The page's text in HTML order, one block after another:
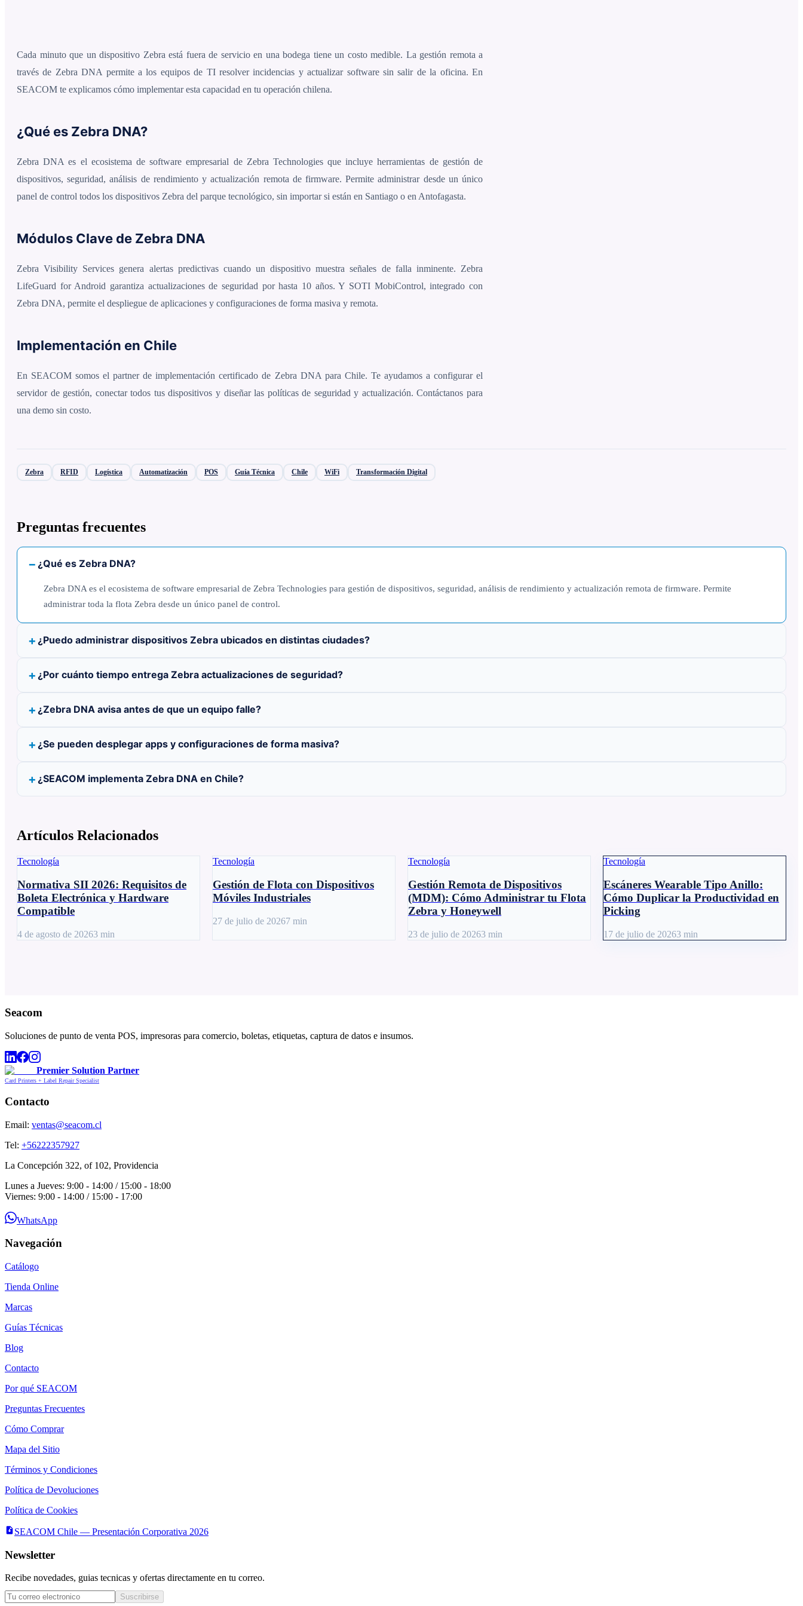
Cada minuto que un dispositivo Zebra está fuera de servicio en una bodega tiene un costo medible. La gestión remota a
través de Zebra DNA permite a los equipos de TI resolver incidencias y actualizar software sin salir de la oficina. En
SEACOM te explicamos cómo implementar esta capacidad en tu operación chilena.
¿Qué es Zebra DNA?
Zebra DNA es el ecosistema de software empresarial de Zebra Technologies que incluye herramientas de gestión de
dispositivos, seguridad, análisis de rendimiento y actualización remota de firmware. Permite administrar desde un único
panel de control todos los dispositivos Zebra del parque tecnológico, sin importar si están en Santiago o en Antofagasta.
Módulos Clave de Zebra DNA
Zebra Visibility Services genera alertas predictivas cuando un dispositivo muestra señales de falla inminente. Zebra
LifeGuard for Android garantiza actualizaciones de seguridad por hasta 10 años. Y SOTI MobiControl, integrado con
Zebra DNA, permite el despliegue de aplicaciones y configuraciones de forma masiva y remota.
Implementación en Chile
En SEACOM somos el partner de implementación certificado de Zebra DNA para Chile. Te ayudamos a configurar el
servidor de gestión, conectar todos tus dispositivos y diseñar las políticas de seguridad y actualización. Contáctanos para
una demo sin costo.
Zebra RFID Logística Automatización POS Guía Técnica Chile WiFi Transformación Digital
Preguntas frecuentes
¿Qué es Zebra DNA?
Zebra DNA es el ecosistema de software empresarial de Zebra Technologies para gestión de dispositivos, seguridad, análisis de rendimiento y actualización remota de firmware. Permite
administrar toda la flota Zebra desde un único panel de control.
¿Puedo administrar dispositivos Zebra ubicados en distintas ciudades?
¿Por cuánto tiempo entrega Zebra actualizaciones de seguridad?
¿Zebra DNA avisa antes de que un equipo falle?
¿Se pueden desplegar apps y configuraciones de forma masiva?
¿SEACOM implementa Zebra DNA en Chile?
Artículos Relacionados
Tecnología
Normativa SII 2026: Requisitos de
Boleta Electrónica y Hardware
Compatible
4 de agosto de 20263 min
Tecnología
Gestión de Flota con Dispositivos
Móviles Industriales
27 de julio de 20267 min
Tecnología
Gestión Remota de Dispositivos
(MDM): Cómo Administrar tu Flota
Zebra y Honeywell
23 de julio de 20263 min
Tecnología
Escáneres Wearable Tipo Anillo:
Cómo Duplicar la Productividad en
Picking
17 de julio de 20263 min
Seacom
Soluciones de punto de venta POS, impresoras para comercio, boletas, etiquetas, captura de datos e insumos.
Premier Solution Partner
Card Printers + Label Repair Specialist
Contacto
Email: ventas@seacom.cl
Tel: +56222357927
La Concepción 322, of 102, Providencia
Lunes a Jueves: 9:00 - 14:00 / 15:00 - 18:00
Viernes: 9:00 - 14:00 / 15:00 - 17:00
WhatsApp
Navegación
Catálogo
Tienda Online
Marcas
Guías Técnicas
Blog
Contacto
Por qué SEACOM
Preguntas Frecuentes
Cómo Comprar
Mapa del Sitio
Términos y Condiciones
Política de Devoluciones
Política de Cookies
SEACOM Chile — Presentación Corporativa 2026
Newsletter
Recibe novedades, guias tecnicas y ofertas directamente en tu correo.
Suscribirse